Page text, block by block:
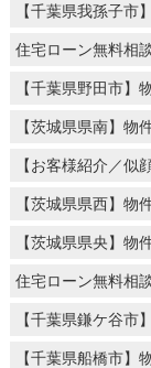
【千葉県我孫子市
住宅ローン無料相
【千葉県野田市】
【茨城県県南】物
【お客様紹介／似
【茨城県県西】物
【茨城県県央】物
住宅ローン無料相
【千葉県鎌ケ谷市
【千葉県船橋市】